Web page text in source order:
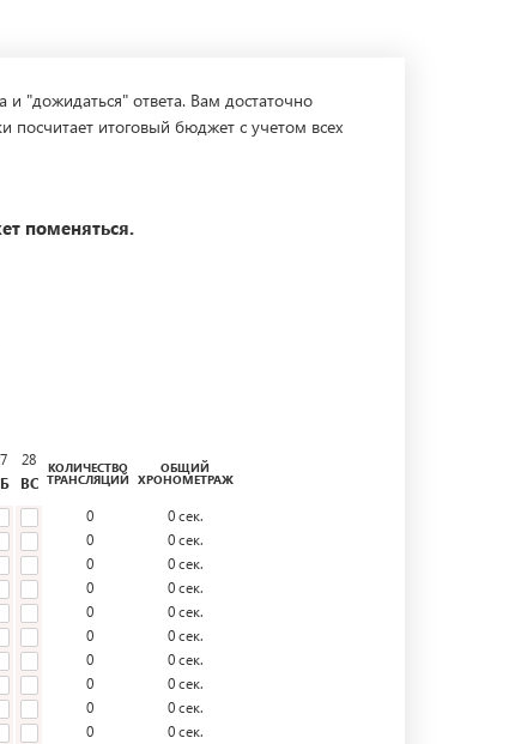
и "дожидаться" ответа. Вам достаточно
посчитает итоговый бюджет с учетом всех
поменяться.
28
ВС
КОЛИЧЕСТВО
ТРАНСЛЯЦИЙ
ОБЩИЙ
ХРОНОМЕТРАЖ
0 0сек.
0 0сек.
0 0сек.
0 0сек.
0 0сек.
0 0сек.
0 0сек.
0 0сек.
0 0сек.
0 0сек.